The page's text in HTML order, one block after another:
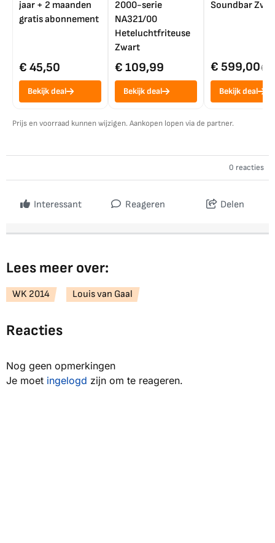
jaar + 2 maanden
gratis abonnement
€ 45,50
Bekijk deal
2000-serie
NA321/00
Heteluchtfriteuse
Zwart
€ 109,99
Bekijk deal
Soundbar
€ 599,00€
Bekijk deal
Prijs en voorraad kunnen wijzigen. Aankopen lopen via de partner.
0 reacties
Interessant Reageren Delen
Lees meer over:
WK 2014 Louis van Gaal
Reacties
Nog geen opmerkingen
Je moet ingelogd zijn om te reageren.